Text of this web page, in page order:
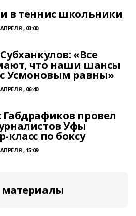
в теннис школьники
, 03:00
«Все
что наши шансы
Усмоновым равны»
, 06:40
провел
Уфы
класс по боксу
, 15:09
материалы